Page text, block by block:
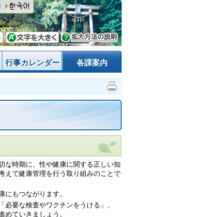
行事カレンダー 各課案内
な時期に、性や健康に関する正しい知
えて健康管理を行う取り組みのことで
もつながります。
要な検査やワクチンをうける」、
ていきましょう。